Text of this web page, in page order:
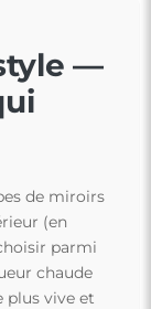
—
de miroirs
(en
parmi
chaude
plus vive et